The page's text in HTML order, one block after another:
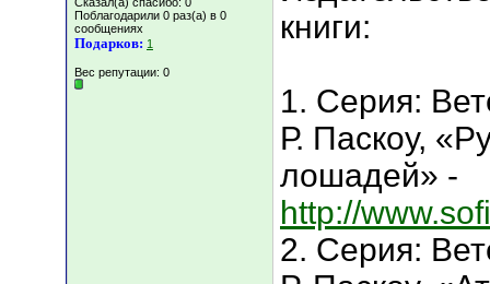
Поблагодарили 0 раз(а) в 0
сообщениях
Подарков: 1
Вес репутации: 0
книги:
1. Серия:
Р. Паскоу,
лошадей» -
http://
2. Серия: